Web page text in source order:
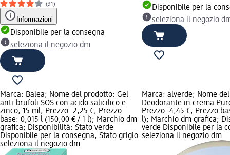
(31)
Informazioni
Disponibile per la consegna
seleziona il negozio dm
Disponibile per la
seleziona il negozio
Marca: Balea; Nome del prodotto: Gel
anti-brufoli SOS con acido salicilico e
zinco, 15 ml; Prezzo: 2,25 €; Prezzo
base: 0,015 l (150,00 € / 1 l); Marchio dm
grafica; Disponibilità: Stato verde
Disponibile per la consegna, Stato grigio
seleziona il negozio dm
Marca: alverde; Nome
Deodorante in crema
Prezzo: 4,45 €; Prezzo
l); Marchio dm grafica;
verde Disponibile per la
seleziona il negozio dm